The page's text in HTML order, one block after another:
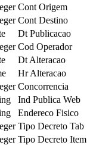
Cont Origem
Cont Destino
Dt Publicacao
Cod Operador
Dt Alteracao
Hr Alteracao
Concorrencia
Ind Publica Web
Endereco Fisico
Tipo Decreto Tab
Tipo Decreto Item